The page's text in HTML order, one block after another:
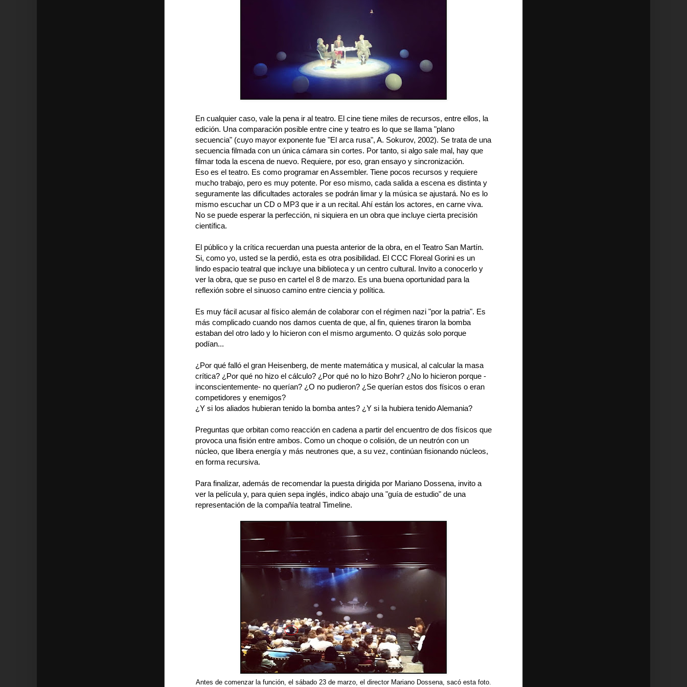
En cualquier caso, vale la pena ir al teatro. El cine tiene miles de recursos, entre ellos, la
edición. Una comparación posible entre cine y teatro es lo que se llama "plano
secuencia" (cuyo mayor exponente fue "El arca rusa", A. Sokurov, 2002). Se trata de una
secuencia filmada con un única cámara sin cortes. Por tanto, si algo sale mal, hay que
filmar toda la escena de nuevo. Requiere, por eso, gran ensayo y sincronización.
Eso es el teatro. Es como programar en Assembler. Tiene pocos recursos y requiere
mucho trabajo, pero es muy potente. Por eso mismo, cada salida a escena es distinta y
seguramente las dificultades actorales se podrán limar y la música se ajustará. No es lo
mismo escuchar un CD o MP3 que ir a un recital. Ahí están los actores, en carne viva.
No se puede esperar la perfección, ni siquiera en un obra que incluye cierta precisión
científica.
El público y la crítica recuerdan una puesta anterior de la obra, en el Teatro San Martín.
Si, como yo, usted se la perdió, esta es otra posibilidad. El CCC Floreal Gorini es un
lindo espacio teatral que incluye una biblioteca y un centro cultural. Invito a conocerlo y
ver la obra, que se puso en cartel el 8 de marzo. Es una buena oportunidad para la
reflexión sobre el sinuoso camino entre ciencia y política.
Es muy fácil acusar al físico alemán de colaborar con el régimen nazi "por la patria". Es
más complicado cuando nos damos cuenta de que, al fin, quienes tiraron la bomba
estaban del otro lado y lo hicieron con el mismo argumento. O quizás solo porque
podían...
¿Por qué falló el gran Heisenberg, de mente matemática y musical, al calcular la masa
crítica? ¿Por qué no hizo el cálculo? ¿Por qué no lo hizo Bohr? ¿No lo hicieron porque -
inconscientemente- no querían? ¿O no pudieron? ¿Se querían estos dos físicos o eran
competidores y enemigos?
¿Y si los aliados hubieran tenido la bomba antes? ¿Y si la hubiera tenido Alemania?
Preguntas que orbitan como reacción en cadena a partir del encuentro de dos físicos que
provoca una fisión entre ambos. Como un choque o colisión, de un neutrón con un
núcleo, que libera energía y más neutrones que, a su vez, continúan fisionando núcleos,
en forma recursiva.
Para finalizar, además de recomendar la puesta dirigida por Mariano Dossena, invito a
ver la película y, para quien sepa inglés, indico abajo una "guía de estudio" de una
representación de la compañía teatral Timeline.
Antes de comenzar la función, el sábado 23 de marzo, el director Mariano Dossena, sacó esta foto.